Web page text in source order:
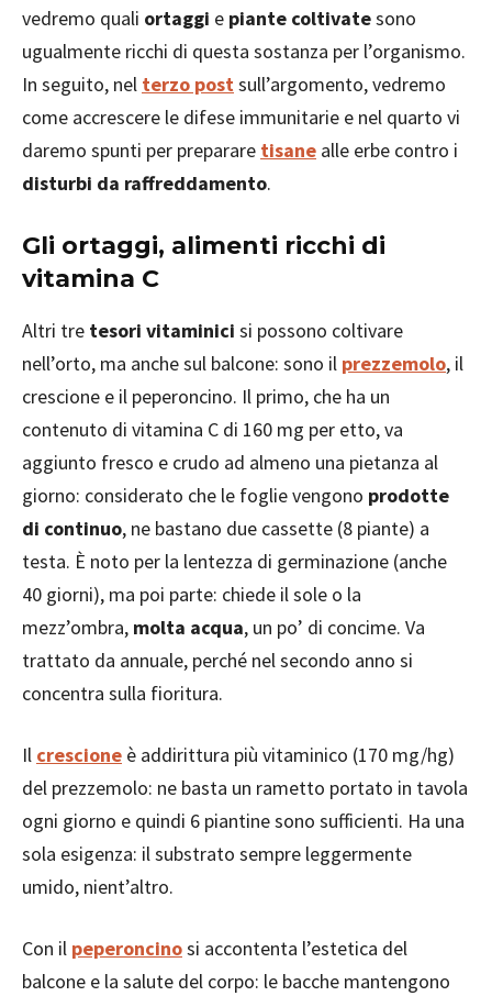
vedremo quali ortaggi e piante coltivatesono
ugualmente ricchi di questa sostanza per l’organismo.
In seguito, nel terzo postsull’argomento, vedremo
come accrescere le difese immunitarie e nel quarto vi
daremo spunti per preparare tisane alle erbe contro i
disturbi da raffreddamento.
Gli ortaggi, alimenti ricchi di
vitamina C
Altri tre tesori vitaminici si possono coltivare
nell’orto, ma anche sul balcone: sono il prezzemolo, il
crescione e il peperoncino. Il primo, che ha un
contenuto di vitamina C di 160 mg per etto, va
aggiunto fresco e crudo ad almeno una pietanza al
giorno: considerato che le foglie vengono prodotte
di continuo, ne bastano due cassette (8 piante) a
testa. È noto per la lentezza di germinazione (anche
40 giorni), ma poi parte: chiede il sole o la
mezz’ombra, molta acqua, un po’ di concime. Va
trattato da annuale, perché nel secondo anno si
concentra sulla fioritura.
Il crescione è addirittura più vitaminico (170 mg/hg)
del prezzemolo: ne basta un rametto portato in tavola
ogni giorno e quindi 6 piantine sono sufficienti. Ha una
sola esigenza: il substrato sempre leggermente
umido, nient’altro.
Con il peperoncinosi accontenta l’estetica del
balcone e la salute del corpo: le bacche mantengono